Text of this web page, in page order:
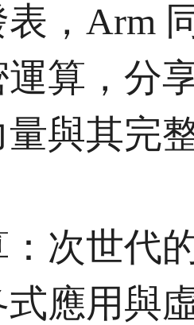
，Arm
算，分
與其完
次世代
式應用與